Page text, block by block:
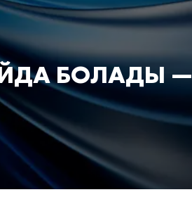
БОЛАДЫ —